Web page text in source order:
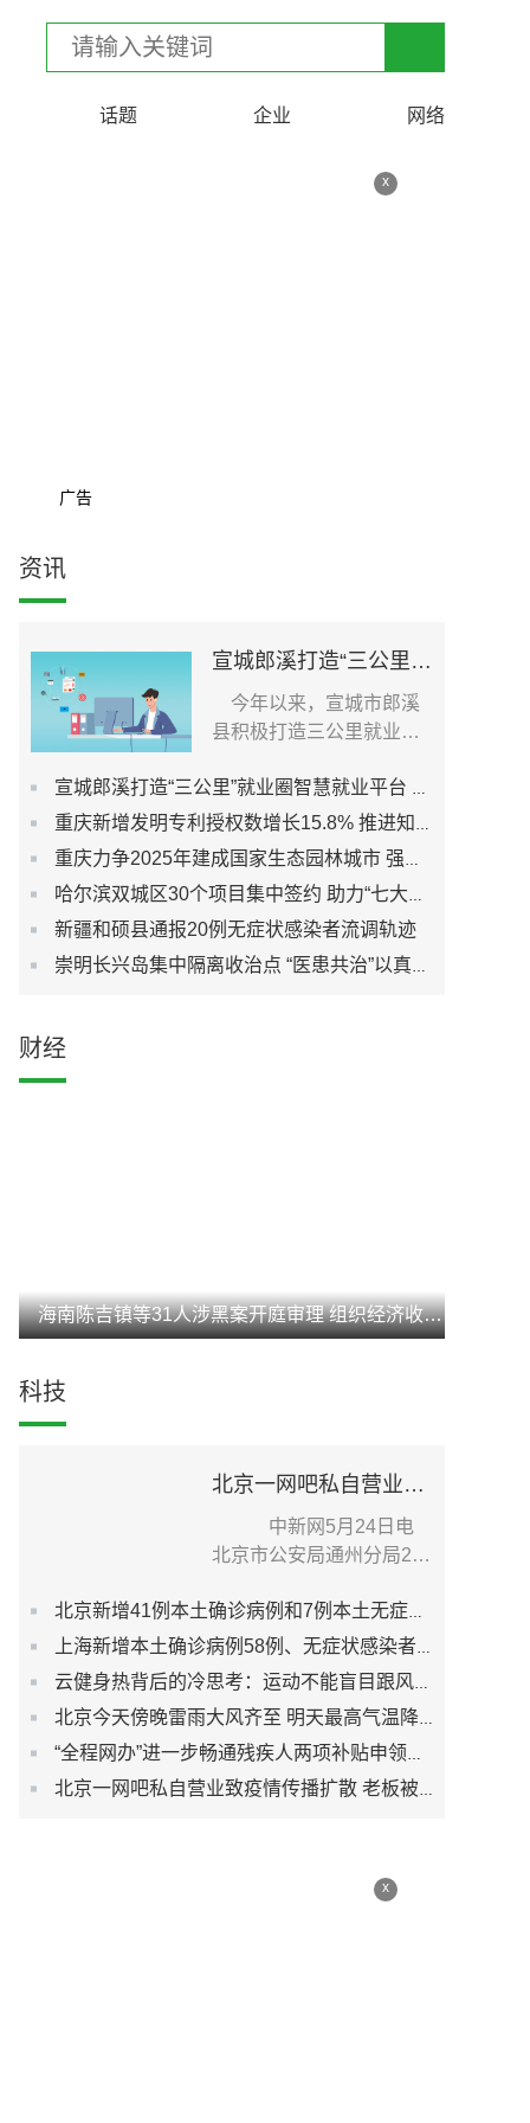
话题 企业 网络
x
广告
资讯
宣城郎溪打造“三公里”就业圈智慧就业平台 为居民提供就业岗位
今年以来，宣城市郎溪
县积极打造三公里就业圈
宣城郎溪打造“三公里”就业圈智慧就业平台 为居民提供就业岗位
重庆新增发明专利授权数增长15.8% 推进知识产权强市建设
重庆力争2025年建成国家生态园林城市 强化城市生态宜居性
哈尔滨双城区30个项目集中签约 助力“七大都市”建设
新疆和硕县通报20例无症状感染者流调轨迹
崇明长兴岛集中隔离收治点 “医患共治”以真心换真心
财经
海南陈吉镇等31人涉黑案开庭审理 组织经济收入达3亿元
科技
北京一网吧私自营业致疫情传播扩散 老板被刑事立案调查
中新网5月24日电
北京市公安局通州分局24
北京新增41例本土确诊病例和7例本土无症状感染者
上海新增本土确诊病例58例、无症状感染者422例
云健身热背后的冷思考：运动不能盲目跟风而是生活习惯
北京今天傍晚雷雨大风齐至 明天最高气温降至30℃以下
“全程网办”进一步畅通残疾人两项补贴申领渠道
北京一网吧私自营业致疫情传播扩散 老板被刑事立案调查
x